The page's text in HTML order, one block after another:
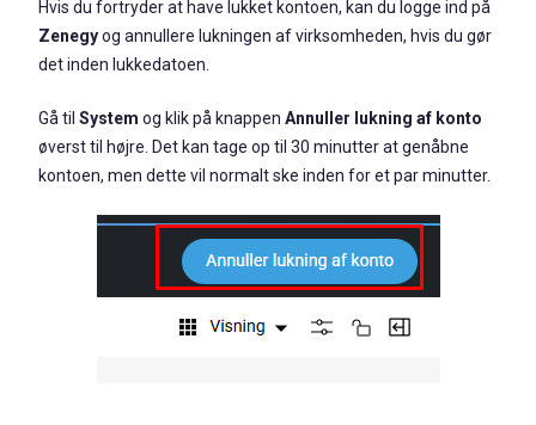
Hvis du fortryder at have lukket kontoen, kan du logge ind på
Zenegyog annullere lukningen af virksomheden, hvis du gør
det inden lukkedatoen.
Gå til System og klik på knappen Annuller lukning af konto
øverst til højre. Det kan tage op til 30 minutter at genåbne
kontoen, men dette vil normalt ske inden for et par minutter.